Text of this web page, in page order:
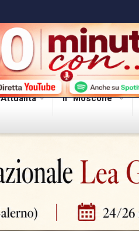
Attualità Il “Moscone”